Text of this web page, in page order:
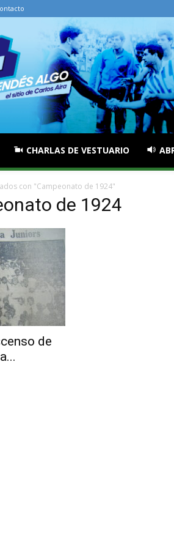
CHARLAS DE VESTUARIO
con "Campeonato de 1924"
de 1924
de